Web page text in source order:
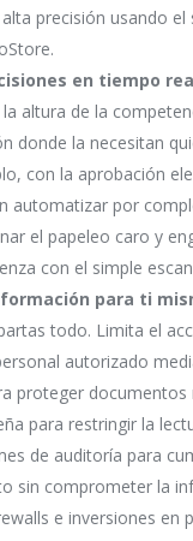
precisión usando
en tiempo
altura de la
donde la necesitan
con la aprobación
automatizar por
el papeleo caro y
con el simple
para ti
todo. Limita el
autorizado
proteger
para restringir la
de auditoría para
sin comprometer la
e inversiones en